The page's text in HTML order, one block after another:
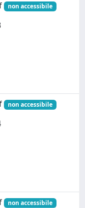
non accessibile
non accessibile
non accessibile